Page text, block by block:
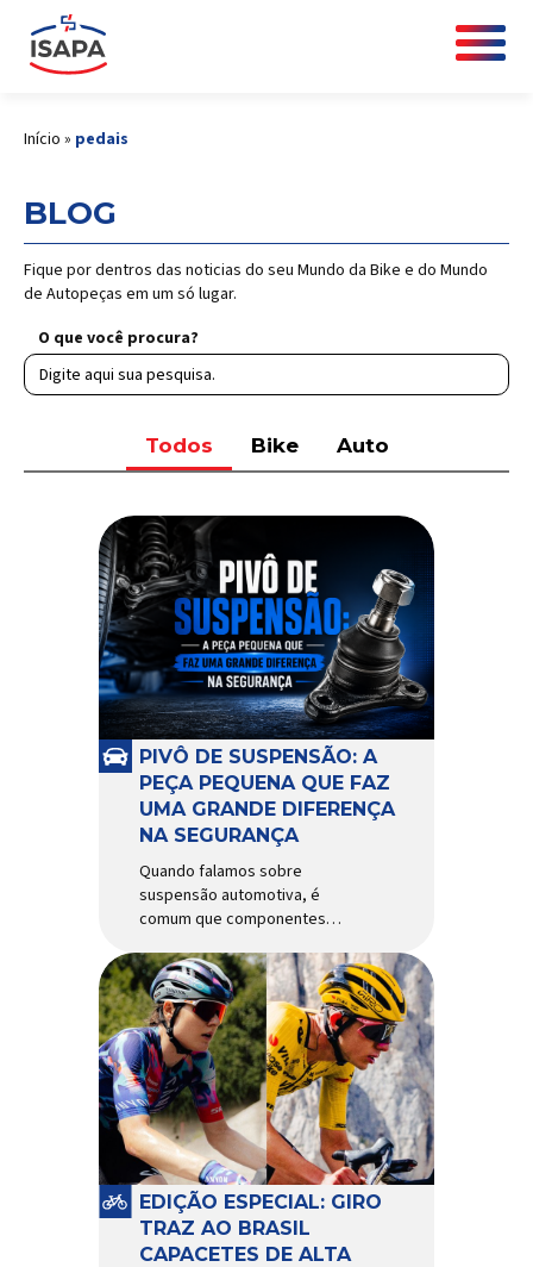
Início » pedais
BLOG
Fique por dentros das noticias do seu Mundo da Bike e do Mundo
de Autopeças em um só lugar.
O que você procura?
Todos Bike Auto
PIVÔ DE SUSPENSÃO: A
PEÇA PEQUENA QUE FAZ
UMA GRANDE DIFERENÇA
NA SEGURANÇA
Quando falamos sobre
suspensão automotiva, é
comum que componentes
recebam mais atenção. Porém,
existe uma peça relativamente
pequena que desempenha um
papel fundamental na
segurança e no
comportamento do veículo: o
pivô de suspensão.
Responsável por conectar
diferentes componentes do
sistema e permitir os
movimentos necessários
durante a condução, o pivô […]
EDIÇÃO ESPECIAL: GIRO
TRAZ AO BRASIL
CAPACETES DE ALTA